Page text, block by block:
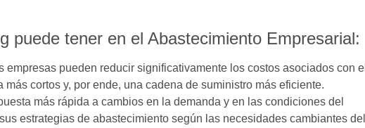
puede tener en el Abastecimiento Empresarial:
empresas pueden reducir significativamente los costos asociados con el
cortos y, por ende, una cadena de suministro más eficiente.
más rápida a cambios en la demanda y en las condiciones del
estrategias de abastecimiento según las necesidades cambiantes del